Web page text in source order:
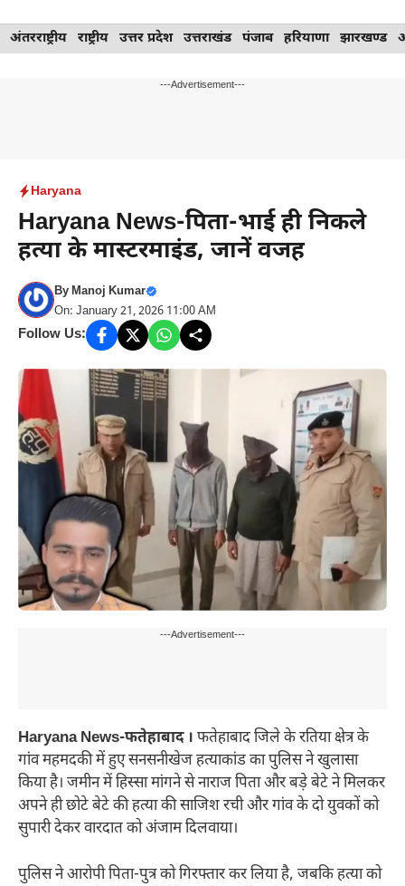
Skip
to
अंतरराष्ट्रीय राष्ट्रीय उत्तर प्रदेश उत्तराखंड पंजाब हरियाणा झारखण्ड
---Advertisement---
Haryana
Haryana News-पिता-भाई ही निकले
हत्या के मास्टरमाइंड, जानें वजह
ByManoj Kumar
On: January 21, 2026 11:00 AM
Follow Us:
---Advertisement---
Haryana News-फतेहाबाद । फतेहाबाद जिले के रतिया क्षेत्र के
गांव महमदकी में हुए सनसनीखेज हत्याकांड का पुलिस ने खुलासा
किया है। जमीन में हिस्सा मांगने से नाराज पिता और बड़े बेटे ने मिलकर
अपने ही छोटे बेटे की हत्या की साजिश रची और गांव के दो युवकों को
सुपारी देकर वारदात को अंजाम दिलवाया।
पुलिस ने आरोपी पिता-पुत्र को गिरफ्तार कर लिया है, जबकि हत्या को